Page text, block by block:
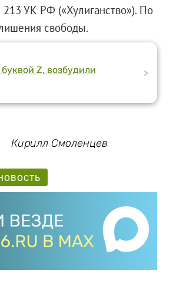
213 УК РФ («Хулиганство»). По
свободы.
Z, возбудили
>
Кирилл Смоленцев